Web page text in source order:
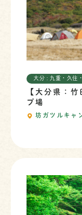
大分 : 九重・久住
【大分県：
プ場
坊ガツルキャ